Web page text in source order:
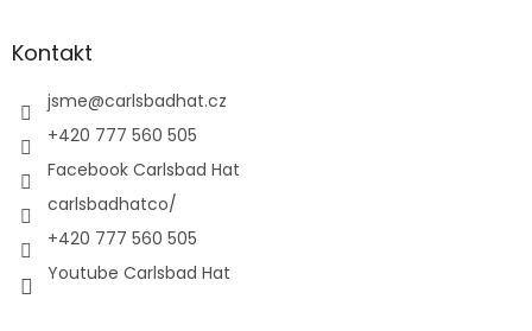
Kontakt
jsme@carlsbadhat.cz
+420 777 560 505
Facebook Carlsbad Hat
carlsbadhatco/
+420 777 560 505
Youtube Carlsbad Hat